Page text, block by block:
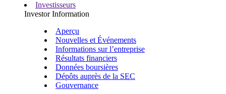
Investisseurs
Investor Information
Aperçu
Nouvelles et Événements
Informations sur l’entreprise
Résultats financiers
Données boursières
Dépôts auprès de la SEC
Gouvernance